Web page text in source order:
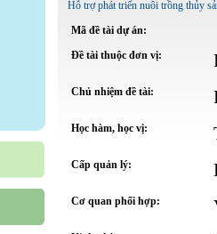
Hỗ trợ phát triển nuôi trồng thủy
Mã đề tài dự án:
Đề tài thuộc đơn vị:
Chủ nhiệm đề tài:
Học hàm, học vị:
Cấp quản lý:
Cơ quan phối hợp: